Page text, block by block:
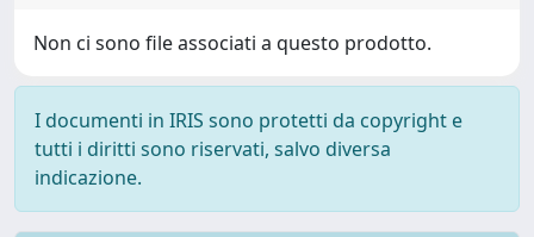
Non ci sono file associati a questo prodotto.
I documenti in IRIS sono protetti da copyright e
tutti i diritti sono riservati, salvo diversa
indicazione.